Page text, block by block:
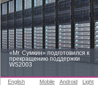
«Mr. Сумкин» подготовился к
прекращению поддержки
WS2003
English Mobile Android Light